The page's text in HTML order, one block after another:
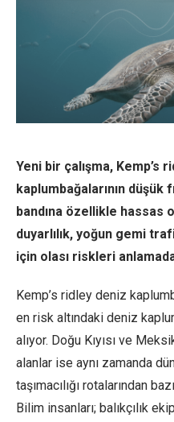
Yeni bir çalışma, Kemp’s
kaplumbağalarının
bandına özellikle hassas
duyarlılık, yoğun gemi
için olası riskleri
Kemp’s ridley deniz
en risk altındaki deniz
alıyor. Doğu Kıyısı ve
alanlar ise aynı zamanda
taşımacılığı rotalarından
Bilim insanları; balıkçılık